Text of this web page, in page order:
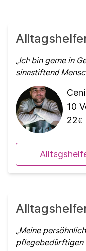
Ich bin gerne in
sinnstiftend
10
22€
Meine
pflegebedürftigen